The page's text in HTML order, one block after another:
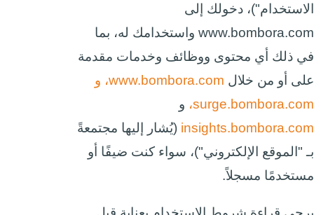
الاستخدام")، دخولك إلى
www.bombora.com واستخدامك له، بما
في ذلك أي محتوى ووظائف وخدمات مقدمة
على أو من خلال www.bombora.com، و
surge.bombora.com، و
insights.bombora.com (يُشار إليها مجتمعةً
بـ "الموقع الإلكتروني")، سواء كنت ضيفًا أو
مستخدمًا مسجلاً.